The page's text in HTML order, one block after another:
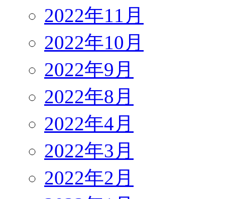
2022年11月
2022年10月
2022年9月
2022年8月
2022年4月
2022年3月
2022年2月